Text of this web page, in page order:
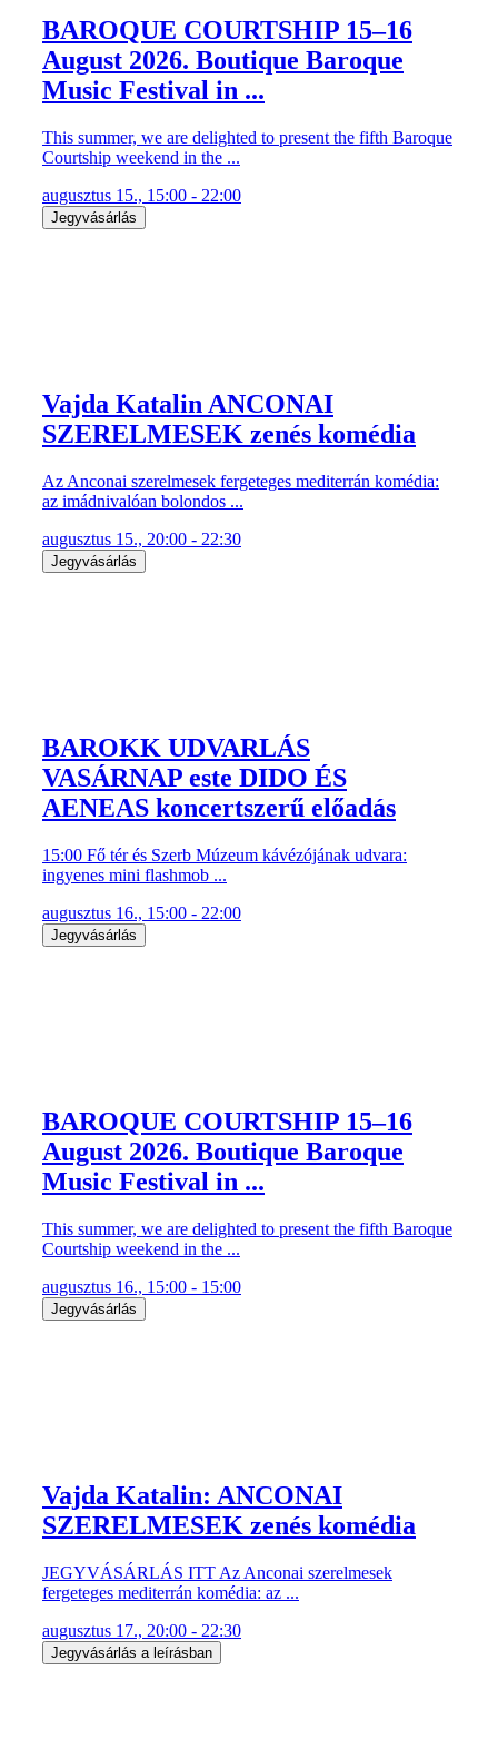
BAROQUE COURTSHIP 15–16
August 2026. Boutique Baroque
Music Festival in ...
This summer, we are delighted to present the fifth Baroque
Courtship weekend in the ...
augusztus 15., 15:00 - 22:00
Jegyvásárlás
Vajda Katalin ANCONAI
SZERELMESEK zenés komédia
Az Anconai szerelmesek fergeteges mediterrán komédia:
az imádnivalóan bolondos ...
augusztus 15., 20:00 - 22:30
Jegyvásárlás
BAROKK UDVARLÁS
VASÁRNAP este DIDO ÉS
AENEAS koncertszerű előadás
15:00 Fő tér és Szerb Múzeum kávézójának udvara:
ingyenes mini flashmob ...
augusztus 16., 15:00 - 22:00
Jegyvásárlás
BAROQUE COURTSHIP 15–16
August 2026. Boutique Baroque
Music Festival in ...
This summer, we are delighted to present the fifth Baroque
Courtship weekend in the ...
augusztus 16., 15:00 - 15:00
Jegyvásárlás
Vajda Katalin: ANCONAI
SZERELMESEK zenés komédia
JEGYVÁSÁRLÁS ITT Az Anconai szerelmesek
fergeteges mediterrán komédia: az ...
augusztus 17., 20:00 - 22:30
Jegyvásárlás a leírásban